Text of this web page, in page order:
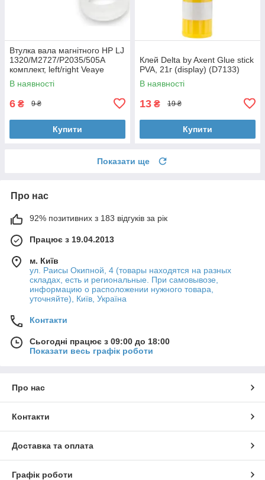
Втулка вала магнітного HP LJ
1320/M2727/P2035/505A
комплект, left/right Veaye
(BSHMR-505U-VE)
В наявності
6 ₴ 9 ₴
Купити
Клей Delta by Axent Glue stick
PVA, 21г (display) (D7133)
В наявності
13 ₴ 19 ₴
Купити
Показати ще
Про нас
92% позитивних з 183 відгуків за рік
Працює з 19.04.2013
м. Київ
ул. Раисы Окипной, 4 (товары находятся на разных
складах, есть и региональные. При самовывозе,
информацию о расположении нужного товара,
уточняйте), Київ, Україна
Контакти
Сьогодні працює з 09:00 до 18:00
Показати весь графік роботи
Про нас
Контакти
Доставка та оплата
Графік роботи